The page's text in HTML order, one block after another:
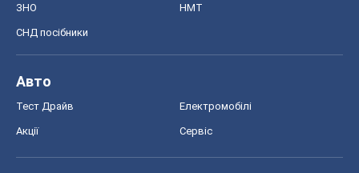
ЗНО НМТ
СНД посібники
Авто
Тест Драйв Електромобілі
Акції Сервіс